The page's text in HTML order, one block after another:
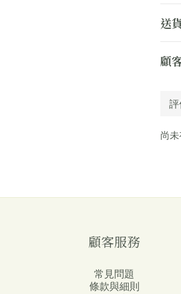
送
顧
尚
顧客服務
常見問題
條款與細則